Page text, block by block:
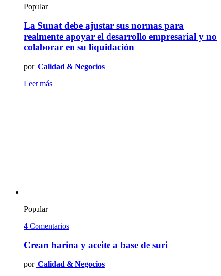
Popular
La Sunat debe ajustar sus normas para
realmente apoyar el desarrollo empresarial y no
colaborar en su liquidación
por Calidad & Negocios
Leer más
Popular
4 Comentarios
Crean harina y aceite a base de suri
por Calidad & Negocios